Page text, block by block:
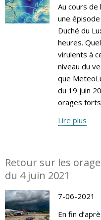
Au cours de
une
Duché du
heures.
virulents à
niveau du
que
du 19 juin
orages
Lire plus
Retour sur les
du 4 juin 2021
7-06-2021
En fin